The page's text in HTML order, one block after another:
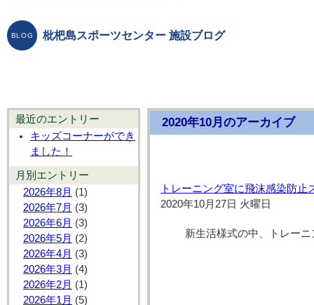
枇杷島スポーツセンター 施設ブログ
最近のエントリー
キッズコーナーができ
ました！
月別エントリー
2026年8月 (1)
2026年7月 (3)
2026年6月 (3)
2026年5月 (2)
2026年4月 (3)
2026年3月 (4)
2026年2月 (1)
2026年1月 (5)
2020年10月のアーカイブ
トレーニング室に飛沫感染防止
2020年10月27日 火曜日
新生活様式の中、トレー